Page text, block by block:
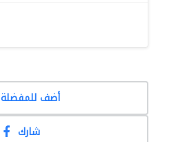
أضف للمفضلة
شارك